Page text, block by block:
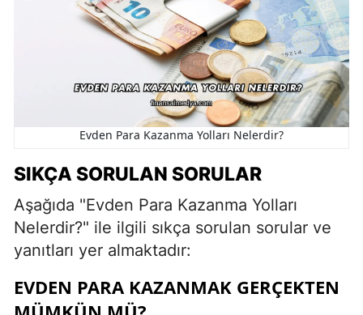
Evden Para Kazanma Yolları Nelerdir?
SIKÇA SORULAN SORULAR
Aşağıda "Evden Para Kazanma Yolları
Nelerdir?" ile ilgili sıkça sorulan sorular ve
yanıtları yer almaktadır:
EVDEN PARA KAZANMAK GERÇEKTEN